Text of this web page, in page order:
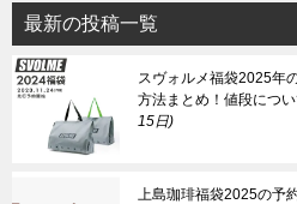
最新の投稿一覧
スヴォルメ福袋2025年
方法まとめ！値段につ
15日
上島珈琲福袋2025の予